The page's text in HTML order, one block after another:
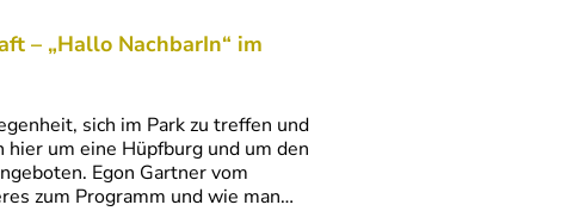
– „Hallo NachbarIn“ im
sich im Park zu treffen und
um eine Hüpfburg und um den
Egon Gartner vom
zum Programm und wie man…